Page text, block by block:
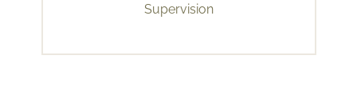
Supervision